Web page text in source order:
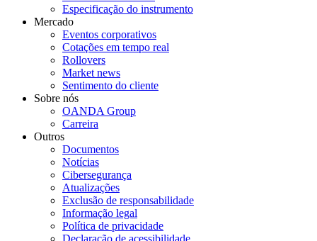
Especificação do instrumento
Mercado
Eventos corporativos
Cotações em tempo real
Rollovers
Market news
Sentimento do cliente
Sobre nós
OANDA Group
Carreira
Outros
Documentos
Notícias
Cibersegurança
Atualizações
Exclusão de responsabilidade
Informação legal
Política de privacidade
Declaração de acessibilidade